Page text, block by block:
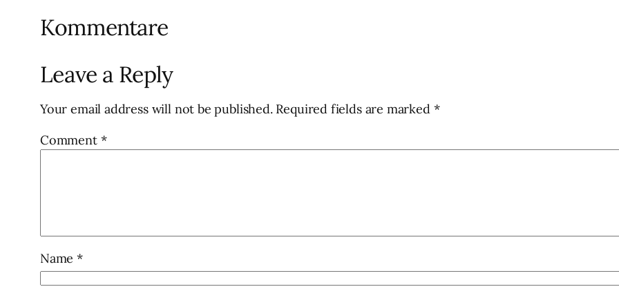
Kommentare
Leave a Reply
Your email address will not be published. Required fields are marked *
Comment *
Name*